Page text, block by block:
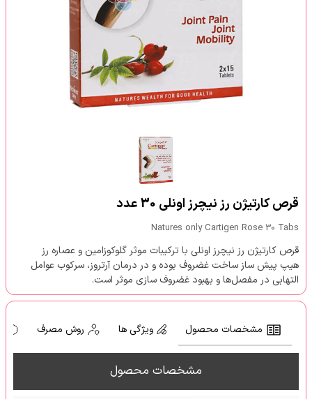
قرص کارتیژن رز نیچرز اونلی 30 عدد
Natures only Cartigen Rose 30 Tabs
قرص کارتیژن رز نیچرز اونلی با ترکیبات موثر گلوکوزامین و عصاره رز
هیپ پیش ساز ساخت غضروف بوده و در درمان آرتروز، سرکوب عوامل
التهابی در مفصل‌ها و بهبود غضروف سازی موثر است.
مشخصات محصول ویژگی ها روش مصرف
مشخصات محصول